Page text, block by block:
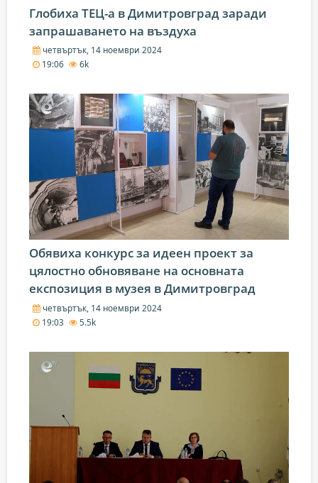
Глобиха ТЕЦ-а в Димитровград заради
запрашаването на въздуха
четвъртък, 14 ноември 2024
19:06
6k
Обявиха конкурс за идеен проект за
цялостно обновяване на основната
експозиция в музея в Димитровград
четвъртък, 14 ноември 2024
19:03
5.5k